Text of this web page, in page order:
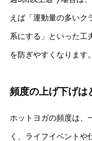
えば「運動量の多いク
系にする」といった工
を防ぎやすくなります。
頻度の上げ下げは
ホットヨガの頻度は、
く、ライフイベントや